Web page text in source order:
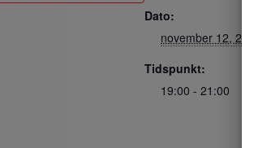
Dato:
november 12, 2025
Tidspunkt:
19:00 - 21:00